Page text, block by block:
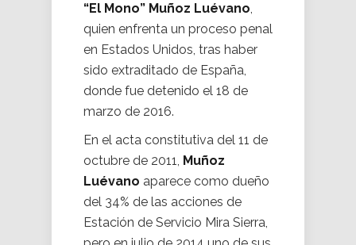
“El Mono” Muñoz Luévano,
quien enfrenta un proceso penal
en Estados Unidos, tras haber
sido extraditado de España,
donde fue detenido el 18 de
marzo de 2016.
En el acta constitutiva del 11 de
octubre de 2011, Muñoz
Luévano aparece como dueño
del 34% de las acciones de
Estación de Servicio Mira Sierra,